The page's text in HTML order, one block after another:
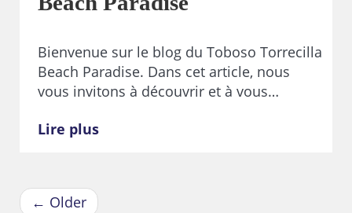
Bienvenue sur le blog du Toboso Torrecilla
Beach Paradise. Dans cet article, nous
vous invitons à découvrir et à vous…
Lire plus
← Older